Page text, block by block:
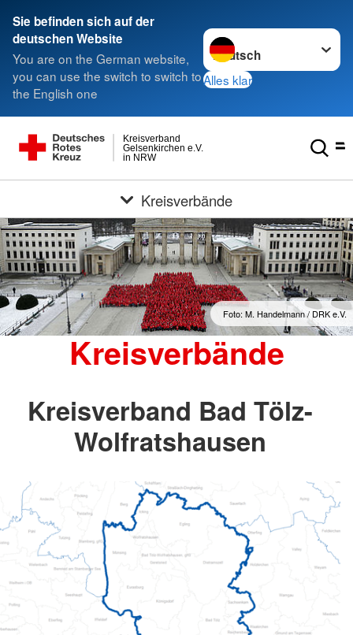
Sie befinden sich auf der
deutschen Website
You are on the German website,
you can use the switch to switch to
the English one
Sprache wechseln zu
Alles klar
in NRW
Gelsenkirchen e.V.
Kreisverband
Kreisverbände
Foto: M. Handelmann / DRK e.V.
Kreisverbände
Kreisverband Bad Tölz-
Wolfratshausen